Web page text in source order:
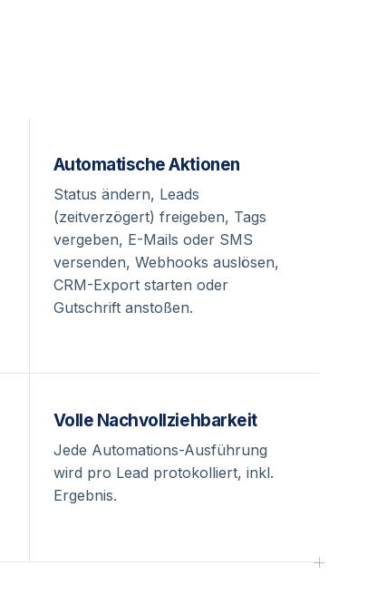
Automatische Aktionen
Status ändern, Leads
(zeitverzögert) freigeben, Tags
vergeben, E-Mails oder SMS
versenden, Webhooks auslösen,
CRM-Export starten oder
Gutschrift anstoßen.
Volle Nachvollziehbarkeit
Jede Automations-Ausführung
wird pro Lead protokolliert, inkl.
Ergebnis.